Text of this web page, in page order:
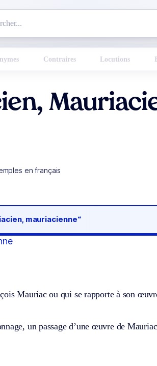
Contraires Locutions
en français
mauriacienne“
Mauriac ou qui se rapporte à son
un passage d’une œuvre de